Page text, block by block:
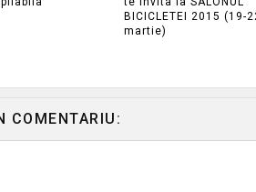
BICICLETEI 2015 (19-
martie)
COMENTARIU: